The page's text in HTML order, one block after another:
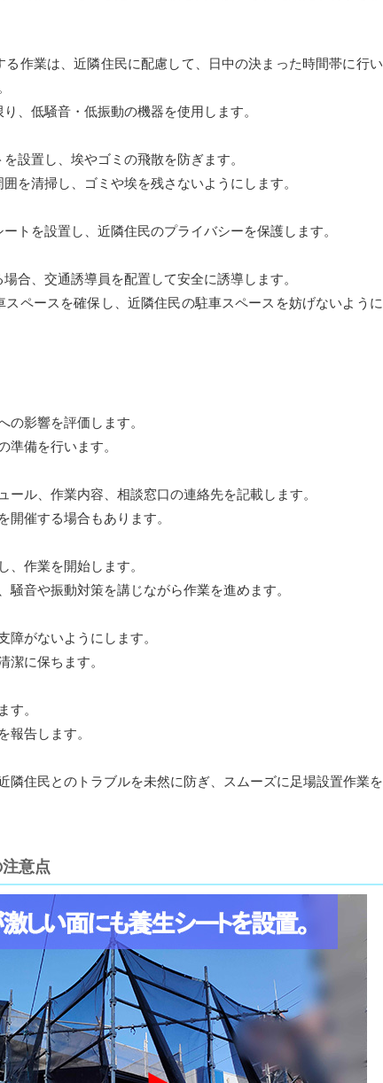
る作業は、近隣住民に配慮して、日中の決まった時間帯に行い
り、低騒音・低振動の機器を使用します。
設置し、埃やゴミの飛散を防ぎます。
を清掃し、ゴミや埃を残さないようにします。
トを設置し、近隣住民のプライバシーを保護します。
合、交通誘導員を配置して安全に誘導します。
スペースを確保し、近隣住民の駐車スペースを妨げないように
の影響を評価します。
準備を行います。
ル、作業内容、相談窓口の連絡先を記載します。
開催する場合もあります。
、作業を開始します。
音や振動対策を講じながら作業を進めます。
障がないようにします。
潔に保ちます。
す。
報告します。
隣住民とのトラブルを未然に防ぎ、スムーズに足場設置作業を
意点